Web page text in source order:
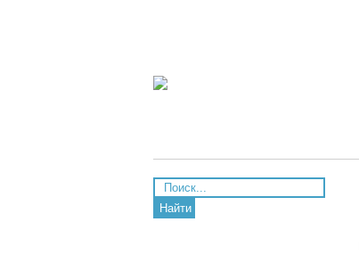
Найти